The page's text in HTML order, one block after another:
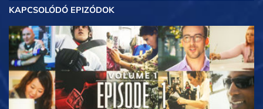
KAPCSOLÓDÓ EPIZÓDOK